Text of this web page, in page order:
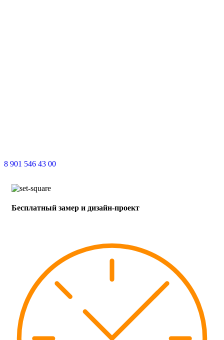
8 901 546 43 00
Бесплатный замер и дизайн-проект